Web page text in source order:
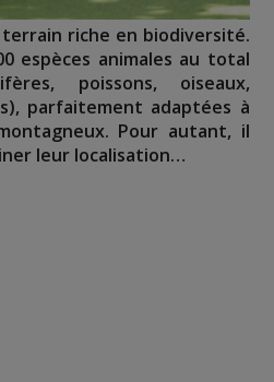
riche en biodiversité.
espèces animales au total
poissons, oiseaux,
parfaitement adaptées à
Pour autant, il
leur localisation…